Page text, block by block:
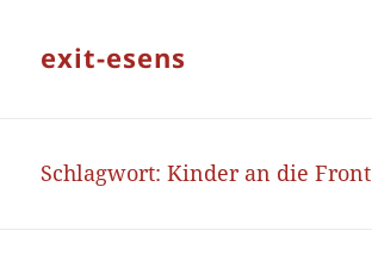
exit-esens
Schlagwort:Kinder an die Front